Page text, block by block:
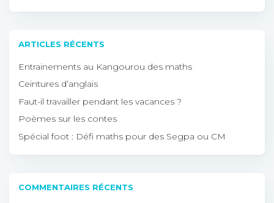
ARTICLES RÉCENTS
Entrainements au Kangourou des maths
Ceintures d’anglais
Faut-il travailler pendant les vacances ?
Poèmes sur les contes
Spécial foot : Défi maths pour des Segpa ou CM
COMMENTAIRES RÉCENTS